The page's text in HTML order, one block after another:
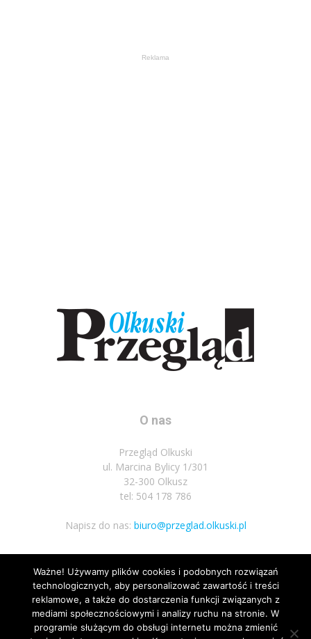
Reklama
O nas
Przegląd Olkuski
ul. Marcina Bylicy 1/301
32-300 Olkusz
tel: 504 178 786
Napisz do nas: biuro@przeglad.olkuski.pl
Podążaj za nami
Ważne! Używamy plików cookies i podobnych rozwiązań
technologicznych, aby personalizować zawartość i treści
reklamowe, a także do dostarczenia funkcji związanych z
mediami społecznościowymi i analizy ruchu na stronie. W
programie służącym do obsługi internetu można zmienić